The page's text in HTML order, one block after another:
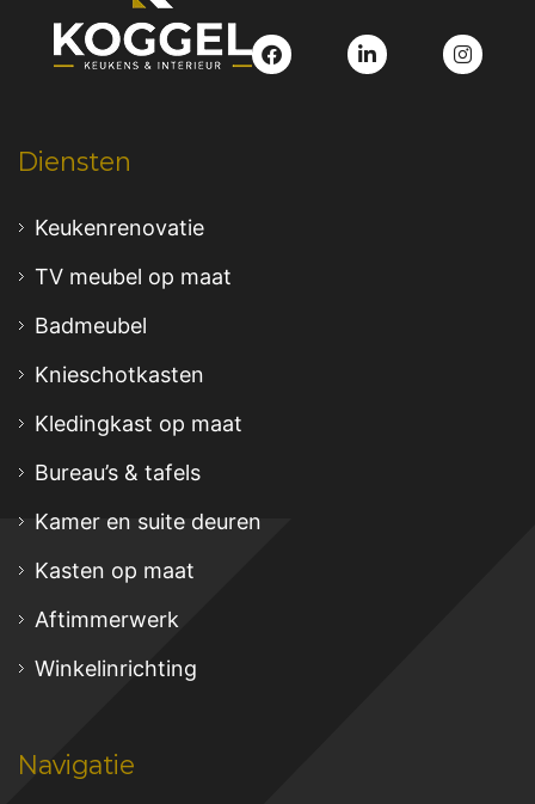
Diensten
Keukenrenovatie
TV meubel op maat
Badmeubel
Knieschotkasten
Kledingkast op maat
Bureau’s & tafels
Kamer en suite deuren
Kasten op maat
Aftimmerwerk
Winkelinrichting
Navigatie